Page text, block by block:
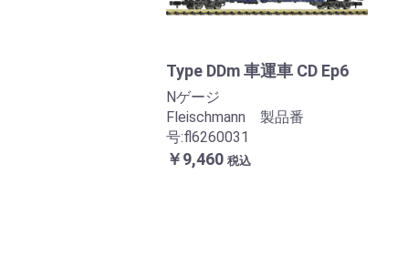
Type DDm 車運車 CD Ep6
Nゲージ
Fleischmann 製品番
号:fl6260031
￥9,460 税込